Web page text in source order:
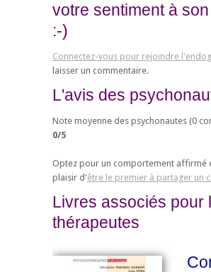
votre sentiment à
:-)
Connectez-vous pour rejoindre
laisser un commentaire.
L'avis des
Note moyenne des psychonautes (0
0/5
Optez pour un comportement affirmé
plaisir d'être le premier à partager un
Livres associés pour
thérapeutes